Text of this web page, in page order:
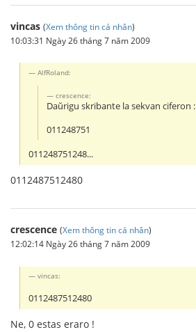
vincas (Xem thông tin cá nhân)
10:03:31 Ngày 26 tháng 7 năm 2009
AlfRoland:
crescence:
Daŭrigu skribante la sekvan ciferon :
011248751
011248751248...
0112487512480
crescence (Xem thông tin cá nhân)
12:02:14 Ngày 26 tháng 7 năm 2009
vincas:
0112487512480
Ne, 0 estas eraro !